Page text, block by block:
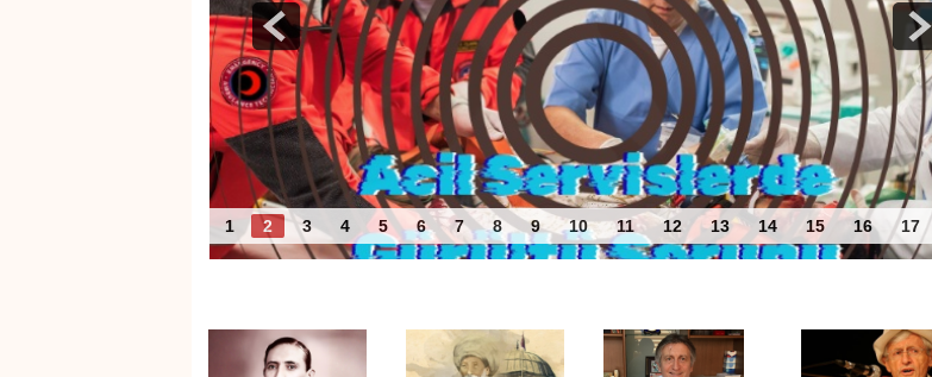
1 2 3 4 5 6 7 8 9 10 11 12 13 14 15 16 17
Acil Servislerde Gürültü Sorunu